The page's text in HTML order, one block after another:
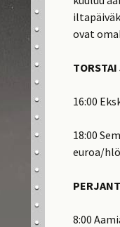
ovat
TORSTAI
16:00
18:00
euroa/hlö
8:00